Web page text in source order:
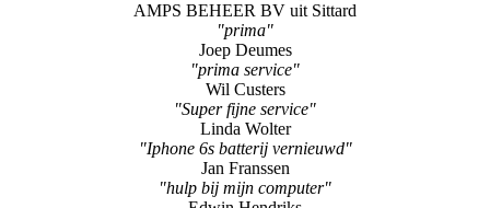
AMPS BEHEER BV uit Sittard
"prima"
Joep Deumes
"prima service"
Wil Custers
"Super fijne service"
Linda Wolter
"Iphone 6s batterij vernieuwd"
Jan Franssen
"hulp bij mijn computer"